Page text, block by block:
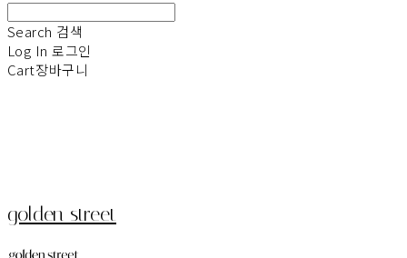
Search 검색
Log In 로그인
Cart장바구니
golden street